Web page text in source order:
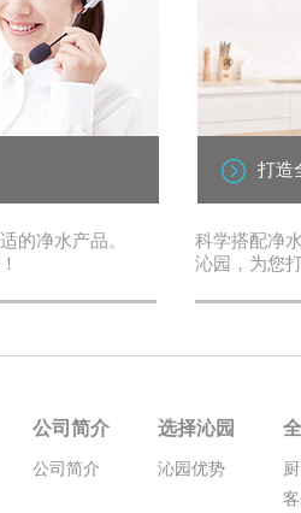
的净水产品。
打造
科学搭配净
沁园，为您
公司简介
公司简介
选择沁园
沁园优势